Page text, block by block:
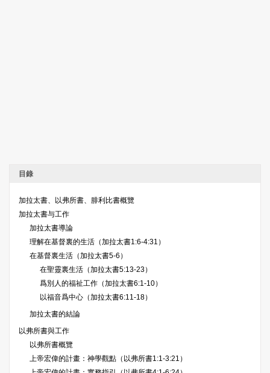
目錄
加拉太書、以弗所書、腓利比書概覽
加拉太書与工作
加拉太書導論
理解在基督裏的生活（加拉太書1:6-4:31）
在基督裏生活（加拉太書5-6）
在聖靈裏生活（加拉太書5:13-23）
爲別人的福祉工作（加拉太書6:1-10）
以福音爲中心（加拉太書6:11-18）
加拉太書的結論
以弗所書與工作
以弗所書概覽
上帝宏偉的計畫：神學觀點（以弗所書1:1-3:21）